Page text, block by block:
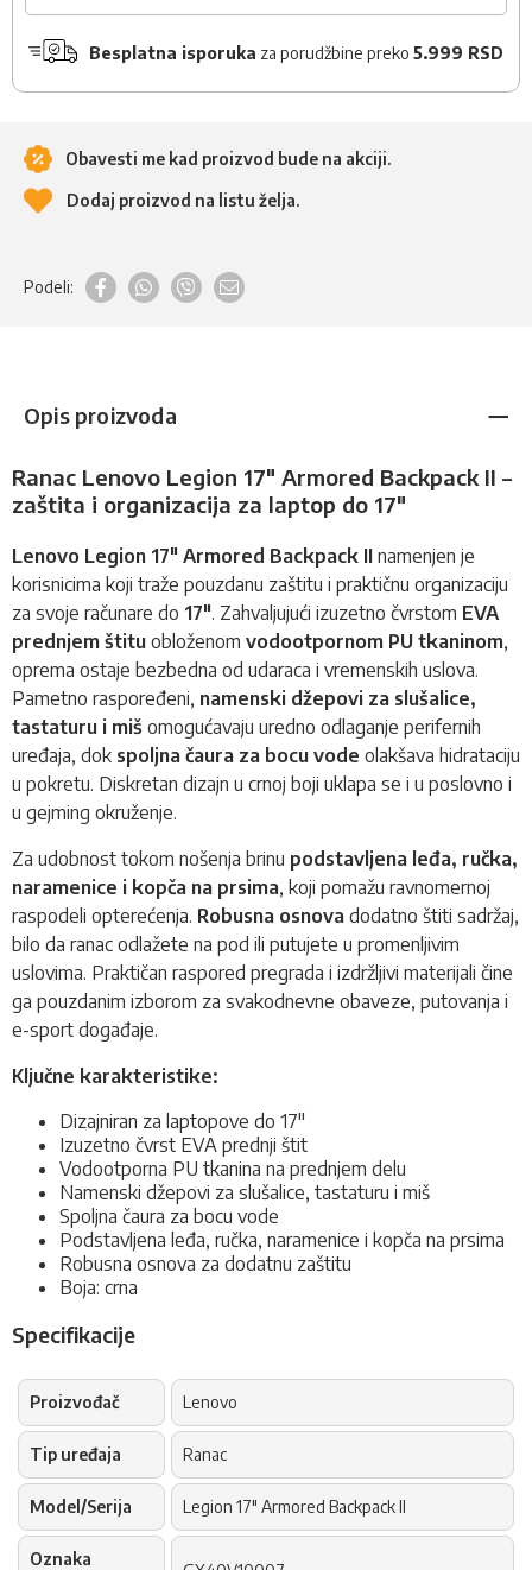
Besplatna isporuka za porudžbine preko 5.999 RSD
Obavesti me kad proizvod bude na akciji.
Dodaj proizvod na listu želja.
Podeli:
Opis proizvoda
Ranac Lenovo Legion 17" Armored Backpack II –
zaštita i organizacija za laptop do 17"
Lenovo Legion 17" Armored Backpack II namenjen je
korisnicima koji traže pouzdanu zaštitu i praktičnu organizaciju
za svoje računare do 17". Zahvaljujući izuzetno čvrstom EVA
prednjem štitu obloženom vodootpornom PU tkaninom,
oprema ostaje bezbedna od udaraca i vremenskih uslova.
Pametno raspoređeni, namenski džepovi za slušalice,
tastaturu i miš omogućavaju uredno odlaganje perifernih
uređaja, dok spoljna čaura za bocu vode olakšava hidrataciju
u pokretu. Diskretan dizajn u crnoj boji uklapa se i u poslovno i
u gejming okruženje.
Za udobnost tokom nošenja brinu podstavljena leđa, ručka,
naramenice i kopča na prsima, koji pomažu ravnomernoj
raspodeli opterećenja. Robusna osnova dodatno štiti sadržaj,
bilo da ranac odlažete na pod ili putujete u promenljivim
uslovima. Praktičan raspored pregrada i izdržljivi materijali čine
ga pouzdanim izborom za svakodnevne obaveze, putovanja i
e-sport događaje.
Ključne karakteristike:
Dizajniran za laptopove do 17"
Izuzetno čvrst EVA prednji štit
Vodootporna PU tkanina na prednjem delu
Namenski džepovi za slušalice, tastaturu i miš
Spoljna čaura za bocu vode
Podstavljena leđa, ručka, naramenice i kopča na prsima
Robusna osnova za dodatnu zaštitu
Boja: crna
Specifikacije
Proizvođač Lenovo
Tip uređaja Ranac
Model/Serija Legion 17" Armored Backpack II
Oznaka